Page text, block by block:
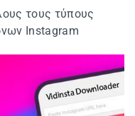
τους τύπους
Instagram